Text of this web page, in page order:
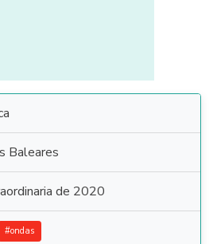
Baleares
de 2020
#ondas